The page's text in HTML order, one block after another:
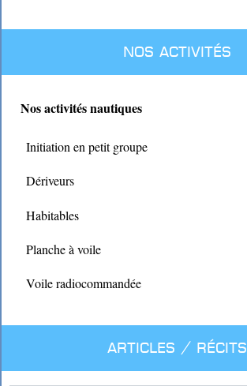
Nos activités
Nos activités nautiques
Initiation en petit groupe
Dériveurs
Habitables
Planche à voile
Voile radiocommandée
Articles / Récits